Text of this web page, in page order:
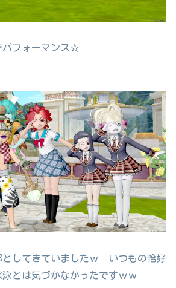
パフォーマンス☆
としてきていましたｗ いつもの恰好
とは気づかなかったですｗｗ